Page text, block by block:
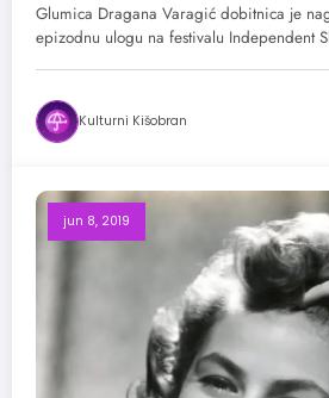
Glumica Dragana Varagić dobitnica je
epizodnu ulogu na festivalu Independent
Kulturni Kišobran
jun 8, 2019